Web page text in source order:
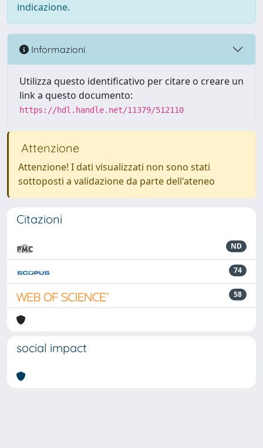
indicazione.
Informazioni
Utilizza questo identificativo per citare o creare un
link a questo documento:
https://hdl.handle.net/11379/512110
Attenzione
Attenzione! I dati visualizzati non sono stati
sottoposti a validazione da parte dell'ateneo
Citazioni
ND
74
58
social impact